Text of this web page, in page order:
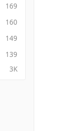
169
160
149
139
3K